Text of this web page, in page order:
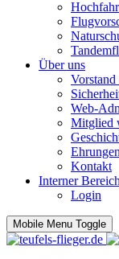
Über uns
Web-
Mitglied
Ehrungen
Kontakt
Interner Bereich
Login
Mobile Menu Toggle